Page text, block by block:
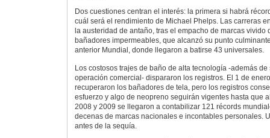
Dos cuestiones centran el interés: la primera si habrá
cuál será el rendimiento de Michael Phelps. Las carreras
la austeridad de antaño, tras el empacho de marcas vivido
bañadores impermeables, que alcanzó su punto
anterior Mundial, donde llegaron a batirse 43 universales.
Los costosos trajes de baño de alta tecnología -además
operación comercial- dispararon los registros. El 1 de
recuperaron los bañadores de tela, pero los registros
esfuerzo y algo de neopreno seguirán vigentes hasta que
2008 y 2009 se llegaron a contabilizar 121 récords
decenas de marcas nacionales e incontables personales.
antes de la sequía.